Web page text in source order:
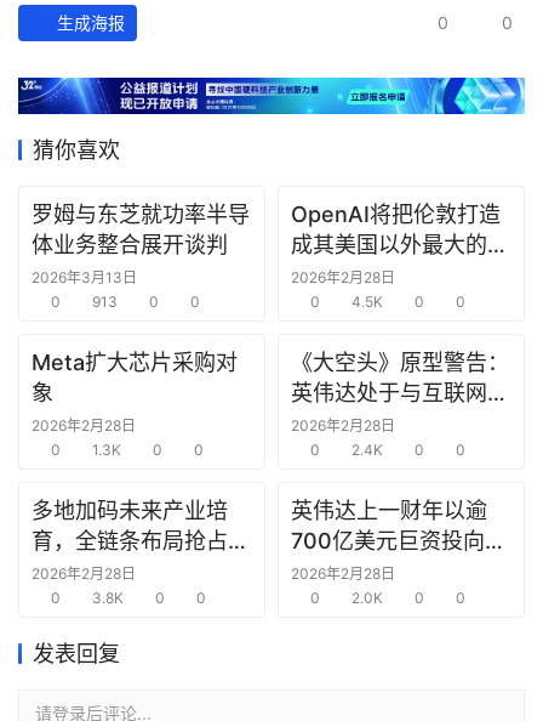
经
数
据
研
选
报
创
投
之
商
机
链
圈
生成海报 0 0
猜你喜欢
罗姆与东芝就功率半导
体业务整合展开谈判
2026年3月13日
0
913 0 0
OpenAI将把伦敦打造
成其美国以外最大的研
究中心
2026年2月28日
0
4.5K 0 0
Meta扩大芯片采购对
象
2026年2月28日
0
1.3K 0 0
《大空头》原型警告：
英伟达处于与互联网泡
沫时期思科同样的“危
险境地”
2026年2月28日
0
2.4K 0 0
多地加码未来产业培
育，全链条布局抢占新
赛道先机
2026年2月28日
0
3.8K 0 0
英伟达上一财年以逾
700亿美元巨资投向合
作方，竭力巩固AI芯片
需求
2026年2月28日
0
2.0K 0 0
发表回复
请登录后评论...